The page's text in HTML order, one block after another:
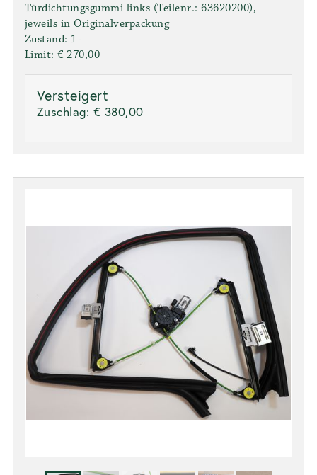
Türdichtungsgummi links (Teilenr.: 63620200),
jeweils in Originalverpackung
Zustand: 1-
Limit: € 270,00
Versteigert
Zuschlag: € 380,00